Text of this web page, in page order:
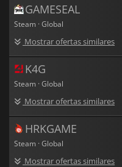
GAMESEAL
Steam · Global
Mostrar ofertas similares
K4G
Steam · Global
Mostrar ofertas similares
HRKGAME
Steam · Global
Mostrar ofertas similares